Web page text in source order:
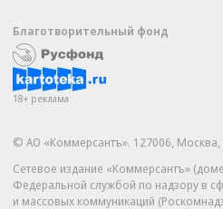
Благотворительный фонд
18+ реклама
© АО «Коммерсантъ». 127006,
Сетевое издание «Коммерсантъ»
Федеральной службой по надзору в
и массовых коммуникаций